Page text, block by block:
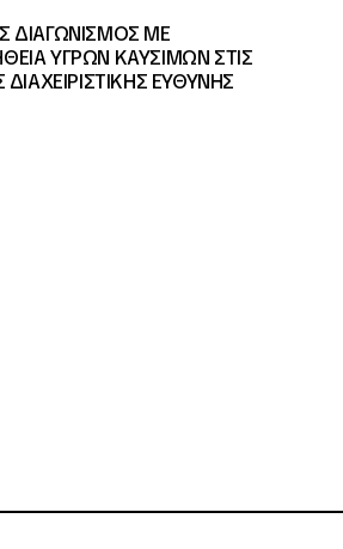
ΔΙΑΓΩΝΙΣΜΟΣ ΜΕ
ΥΓΡΩΝ ΚΑΥΣΙΜΩΝ ΣΤΙΣ
ΔΙΑΧΕΙΡΙΣΤΙΚΗΣ ΕΥΘΥΝΗΣ